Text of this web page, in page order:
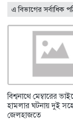
এ বিভাগের সর্বাধিক
বিশ্বনাথে মেম্বারের
হামলার ঘটনায় দুই
জেলহাজতে